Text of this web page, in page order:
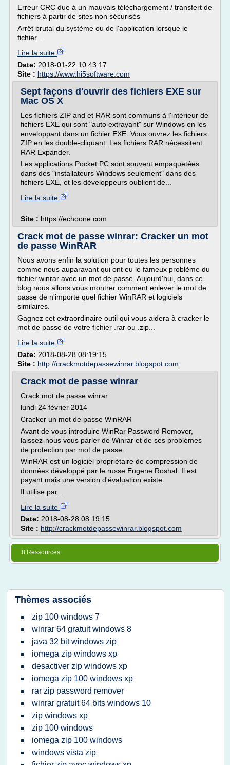
Erreur CRC due à un mauvais téléchargement / transfert de
fichiers à partir de sites non sécurisés
Arrêt brutal du système ou de l'application lorsque le
fichier...
Lire la suite
Date: 2018-01-22 10:43:17
Site : https://www.hi5software.com
Sept façons d'ouvrir des fichiers EXE sur
Mac OS X
Les fichiers ZIP and et RAR sont communs à l'intérieur de
fichiers EXE qui sont "auto extrayant" sur Windows en les
enveloppant dans un fichier EXE. Vous ouvrez les fichiers
ZIP en les double-cliquant. Les fichiers RAR nécessitent
RAR Expander.
Les applications Pocket PC sont souvent empaquetées
dans des "installateurs Windows seulement" dans des
fichiers EXE, et les développeurs oublient de...
Lire la suite
Site : https://echoone.com
Crack mot de passe winrar: Cracker un mot
de passe WinRAR
Nous avons enfin la solution pour toutes les personnes
comme nous auparavant qui ont eu le fameux problème du
fichier winrar avec un mot de passe. Aujourd'hui, dans ce
blog nous allons vous montrer comment enlever le mot de
passe de n'importe quel fichier WinRAR et logiciels
similaires.
Gagnez cet extraordinaire outil qui vous aidera à cracker le
mot de passe de votre fichier .rar ou .zip...
Lire la suite
Date: 2018-08-28 08:19:15
Site : http://crackmotdepassewinrar.blogspot.com
Crack mot de passe winrar
Crack mot de passe winrar
lundi 24 février 2014
Cracker un mot de passe WinRAR
Avant de vous introduire WinRar Password Remover,
laissez-nous vous parler de Winrar et de ses problèmes
de protection par mot de passe.
WinRAR est un logiciel propriétaire de compression de
données développé par le russe Eugene Roshal. Il est
payant mais une version d'évaluation existe.
Il utilise par...
Lire la suite
Date: 2018-08-28 08:19:15
Site : http://crackmotdepassewinrar.blogspot.com
8 Ressources
Thèmes associés
zip 100 windows 7
winrar 64 gratuit windows 8
java 32 bit windows zip
iomega zip windows xp
desactiver zip windows xp
iomega zip 100 windows xp
rar zip password remover
winrar gratuit 64 bits windows 10
zip windows xp
zip 100 windows
iomega zip 100 windows
windows vista zip